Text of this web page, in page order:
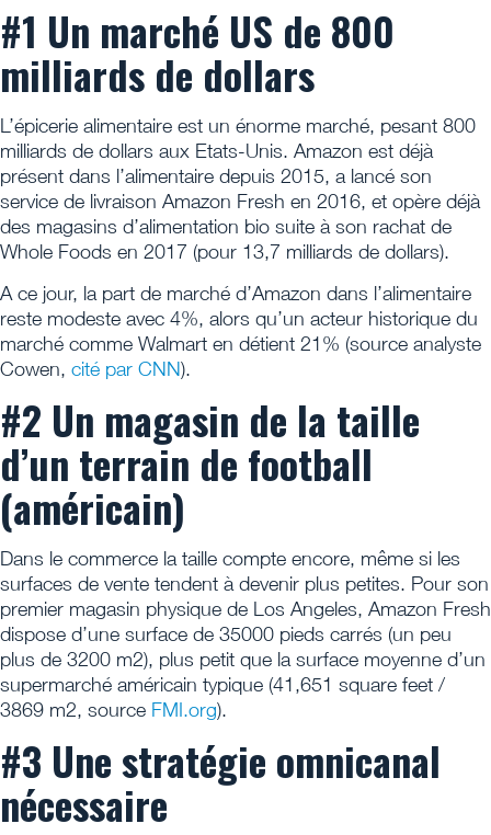
#1 Un marché US de 800
milliards de dollars
L’épicerie alimentaire est un énorme marché, pesant 800
milliards de dollars aux Etats-Unis. Amazon est déjà
présent dans l’alimentaire depuis 2015, a lancé son
service de livraison Amazon Fresh en 2016, et opère déjà
des magasins d’alimentation bio suite à son rachat de
Whole Foods en 2017 (pour 13,7 milliards de dollars).
A ce jour, la part de marché d’Amazon dans l’alimentaire
reste modeste avec 4%, alors qu’un acteur historique du
marché comme Walmart en détient 21% (source analyste
Cowen, cité par CNN).
#2 Un magasin de la taille
d’un terrain de football
(américain)
Dans le commerce la taille compte encore, même si les
surfaces de vente tendent à devenir plus petites. Pour son
premier magasin physique de Los Angeles, Amazon Fresh
dispose d’une surface de 35000 pieds carrés (un peu
plus de 3200 m2), plus petit que la surface moyenne d’un
supermarché américain typique (41,651 square feet /
3869 m2, source FMI.org).
#3 Une stratégie omnicanal
nécessaire